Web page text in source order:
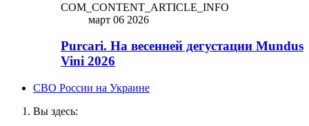
COM_CONTENT_ARTICLE_INFO
март 06 2026
Purcari. На весенней дегустации Mundus
Vini 2026
СВО России на Украине
Вы здесь: